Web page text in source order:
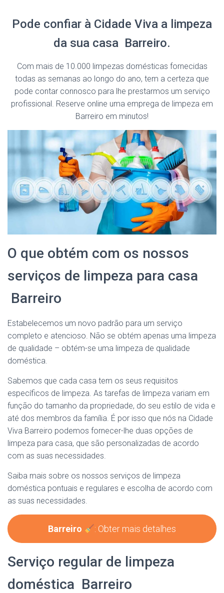
Pode confiar à Cidade Viva a limpeza
da sua casa Barreiro.
Com mais de 10.000 limpezas domésticas fornecidas
todas as semanas ao longo do ano, tem a certeza que
pode contar connosco para lhe prestarmos um serviço
profissional. Reserve online uma emprega de limpeza em
Barreiro em minutos!
O que obtém com os nossos
serviços de limpeza para casa
Barreiro
Estabelecemos um novo padrão para um serviço
completo e atencioso. Não se obtém apenas uma limpeza
de qualidade – obtém-se uma limpeza de qualidade
doméstica.
Sabemos que cada casa tem os seus requisitos
específicos de limpeza. As tarefas de limpeza variam em
função do tamanho da propriedade, do seu estilo de vida e
até dos membros da família. É por isso que nós na Cidade
Viva Barreiro podemos fornecer-lhe duas opções de
limpeza para casa, que são personalizadas de acordo
com as suas necessidades.
Saiba mais sobre os nossos serviços de limpeza
doméstica pontuais e regulares e escolha de acordo com
as suas necessidades.
Barreiro : Obter mais detalhes
Serviço regular de limpeza
doméstica Barreiro